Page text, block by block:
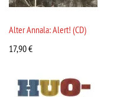
Alter Annala: Alert! (CD)
17,90€